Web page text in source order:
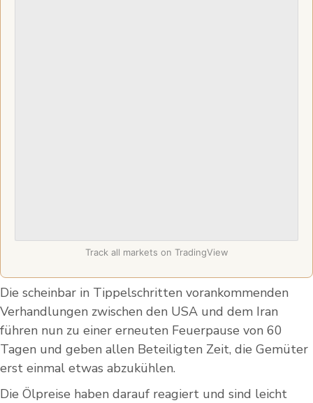
Track all markets on TradingView
Die scheinbar in Tippelschritten vorankommenden
Verhandlungen zwischen den USA und dem Iran
führen nun zu einer erneuten Feuerpause von 60
Tagen und geben allen Beteiligten Zeit, die Gemüter
erst einmal etwas abzukühlen.
Die Ölpreise haben darauf reagiert und sind leicht